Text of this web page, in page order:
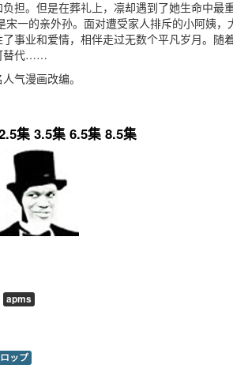
负担。但是在葬礼上，凛却遇到了她生命中
宋一的亲外孙。面对遭受家人排斥的小阿姨
事业和爱情，相伴走过无数个平凡岁月。随
替代……
气漫画改编。
集 3.5集 6.5集 8.5集
apms
ップ